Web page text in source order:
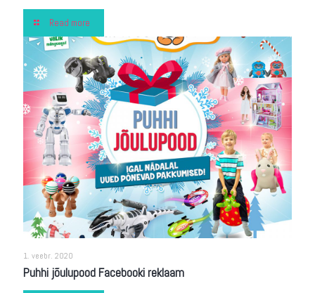
Read more
1. veebr. 2020
Puhhi jõulupood Facebooki reklaam